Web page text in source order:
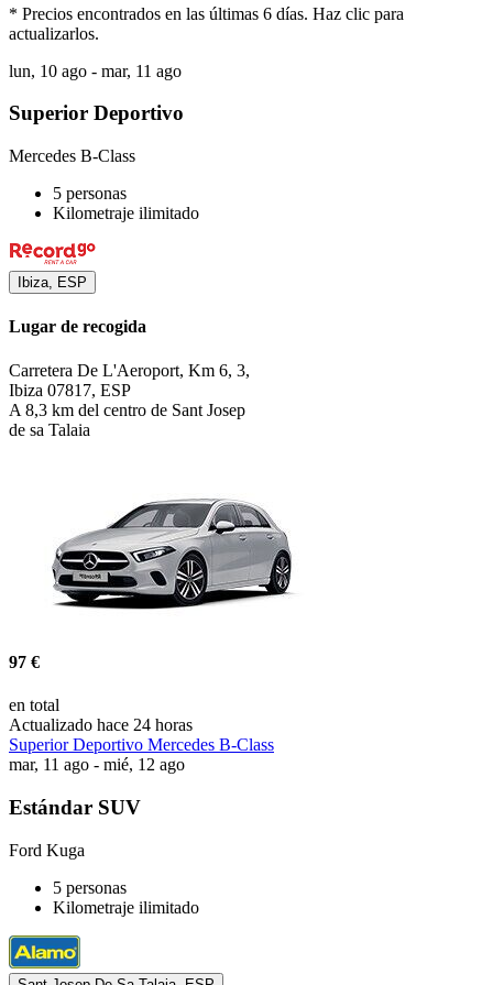
* Precios encontrados en las últimas 6 días. Haz clic para
actualizarlos.
lun, 10 ago - mar, 11 ago
Superior Deportivo
Mercedes B-Class
5 personas
Kilometraje ilimitado
Ibiza, ESP
Lugar de recogida
Carretera De L'Aeroport, Km 6, 3,
Ibiza 07817, ESP
A 8,3 km del centro de Sant Josep
de sa Talaia
97 €
en total
Actualizado hace 24 horas
Superior Deportivo Mercedes B-Class
mar, 11 ago - mié, 12 ago
Estándar SUV
Ford Kuga
5 personas
Kilometraje ilimitado